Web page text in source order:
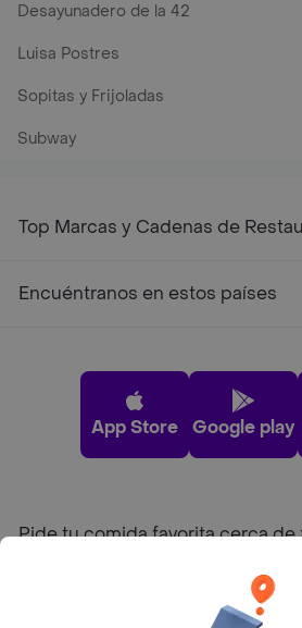
Desayunadero de la 42
Luisa Postres
Sopitas y Frijoladas
Subway
Top Marcas y Cadenas de
Encuéntranos en estos países
App Store Google play
Pide tu comida favorita cerca de